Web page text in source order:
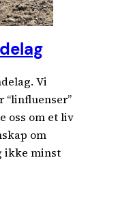
Vi
“linfluenser”
oss om et liv
om
ikke minst